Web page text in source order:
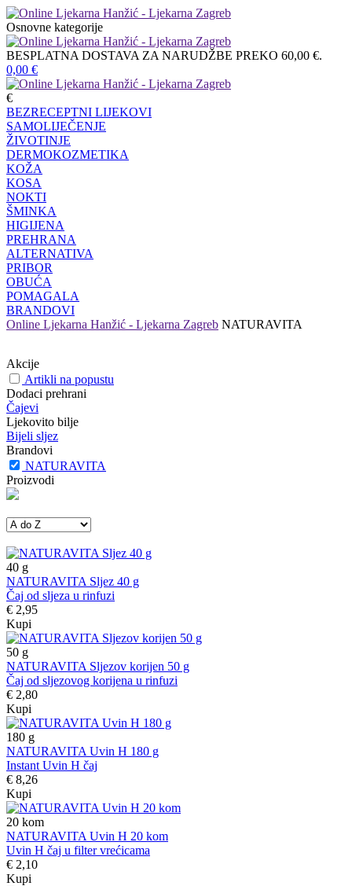
Osnovne kategorije
BESPLATNA DOSTAVA ZA NARUDŽBE PREKO 60,00 €.
0,00 €
€
BEZRECEPTNI LIJEKOVI
SAMOLIJEČENJE
ŽIVOTINJE
DERMOKOZMETIKA
KOŽA
KOSA
NOKTI
ŠMINKA
HIGIJENA
PREHRANA
ALTERNATIVA
PRIBOR
OBUĆA
POMAGALA
BRANDOVI
Online Ljekarna Hanžić - Ljekarna Zagreb NATURAVITA
Akcije
Artikli na popustu
Dodaci prehrani
Čajevi
Ljekovito bilje
Bijeli sljez
Brandovi
NATURAVITA
Proizvodi
40 g
NATURAVITA Sljez 40 g
Čaj od sljeza u rinfuzi
€ 2,95
Kupi
50 g
NATURAVITA Sljezov korijen 50 g
Čaj od sljezovog korijena u rinfuzi
€ 2,80
Kupi
180 g
NATURAVITA Uvin H 180 g
Instant Uvin H čaj
€ 8,26
Kupi
20 kom
NATURAVITA Uvin H 20 kom
Uvin H čaj u filter vrećicama
€ 2,10
Kupi